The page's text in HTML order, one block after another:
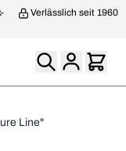
Verlässlich seit 1960
Line"